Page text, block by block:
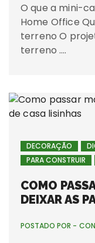
O que a mini-
Home Office
terreno O
terreno ….
DECORAÇÃO
PARA CONSTRUIR
COMO
DEIXAR AS
POSTADO POR -